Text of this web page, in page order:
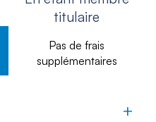
titulaire
Pas de frais
supplémentaires
+